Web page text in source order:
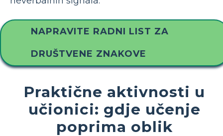
NAPRAVITE RADNI LIST ZA
DRUŠTVENE ZNAKOVE
Praktične aktivnosti u
učionici: gdje učenje
poprima oblik